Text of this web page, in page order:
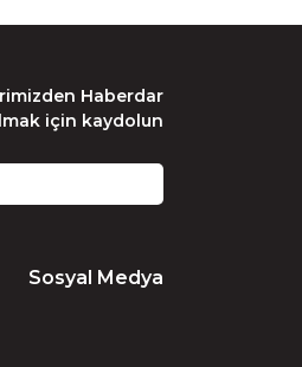
Haberdar
için kaydolun
Sosyal Medya